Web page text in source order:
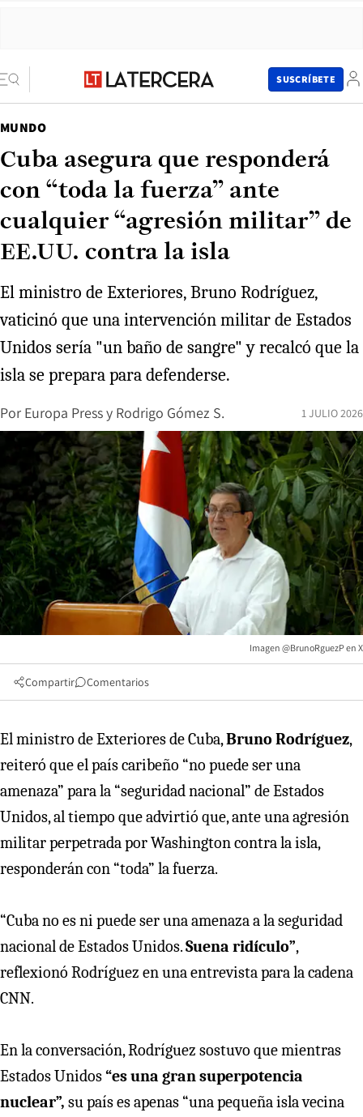
SUSCRÍBETE
MUNDO
Cuba asegura que responderá
con “toda la fuerza” ante
cualquier “agresión militar” de
EE.UU. contra la isla
El ministro de Exteriores, Bruno Rodríguez,
vaticinó que una intervención militar de Estados
Unidos sería "un baño de sangre" y recalcó que la
isla se prepara para defenderse.
Por Europa Pressy Rodrigo Gómez S. 1 JULIO 2026
Imagen @BrunoRguezP en X
Compartir Comentarios
El ministro de Exteriores de Cuba,Bruno Rodríguez,
reiteró que el país caribeño “no puede ser una
amenaza” para la “seguridad nacional” de Estados
Unidos, al tiempo que advirtió que, ante una agresión
militar perpetrada por Washington contra la isla,
responderán con “toda” la fuerza.
“Cuba no es ni puede ser una amenaza a la seguridad
nacional de Estados Unidos.Suena ridículo”,
reflexionó Rodríguez en una entrevista para la cadena
CNN.
En la conversación, Rodríguez sostuvo que mientras
Estados Unidos“es una gran superpotencia
nuclear”, su país es apenas “una pequeña isla vecina